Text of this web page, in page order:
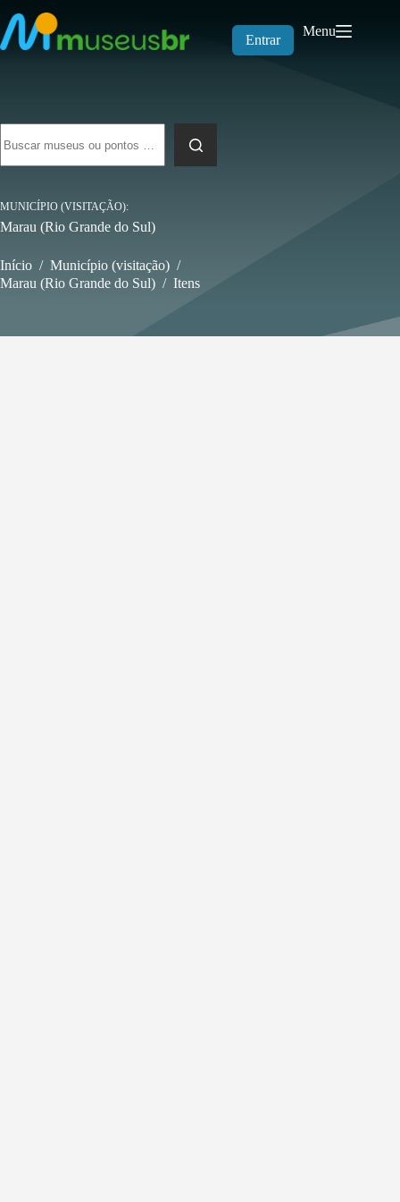
para
o
conteúdo
Entrar
Menu
resultados
MUNICÍPIO (VISITAÇÃO)
Marau (Rio Grande do Sul)
Início / Município (visitação) /
Marau (Rio Grande do Sul) / Itens